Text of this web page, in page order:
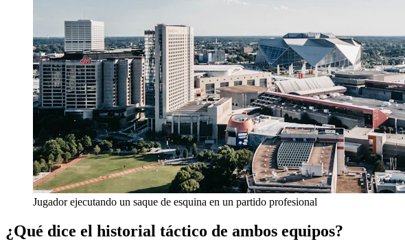
Jugador ejecutando un saque de esquina en un partido profesional
¿Qué dice el historial táctico de ambos equipos?